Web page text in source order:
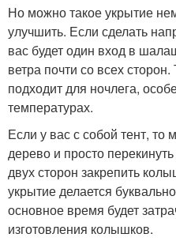
Но можно такое укрытие
улучшить. Если сделать
вас будет один вход в
ветра почти со всех
подходит для ночлега,
температурах.
Если у вас с собой тент,
дерево и просто
двух сторон закрепить
укрытие делается
основное время будет
изготовления колышков.